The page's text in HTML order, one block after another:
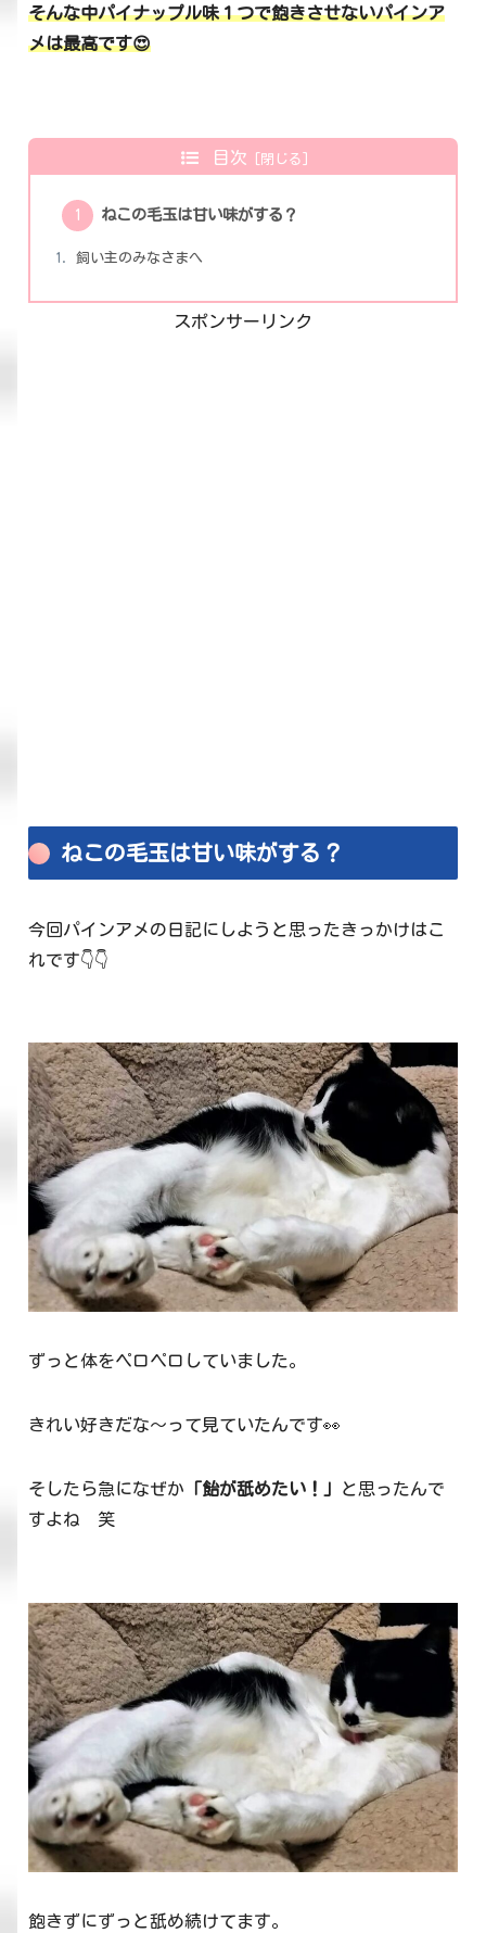
そんな中パイナップル味１つで飽きさせないパインア
メは最高です😍
目次
ねこの毛玉は甘い味がする？
飼い主のみなさまへ
スポンサーリンク
ねこの毛玉は甘い味がする？
今回パインアメの日記にしようと思ったきっかけはこ
れです👇👇
ずっと体をペロペロしていました。
きれい好きだな～って見ていたんです👀
そしたら急になぜか 「飴が舐めたい！」
と思ったんで
すよね 笑
飽きずにずっと舐め続けてます。